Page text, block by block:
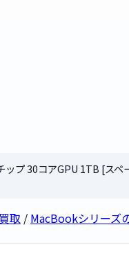
プ 30コアGPU 1TB [スペ
取 / MacBookシリーズ